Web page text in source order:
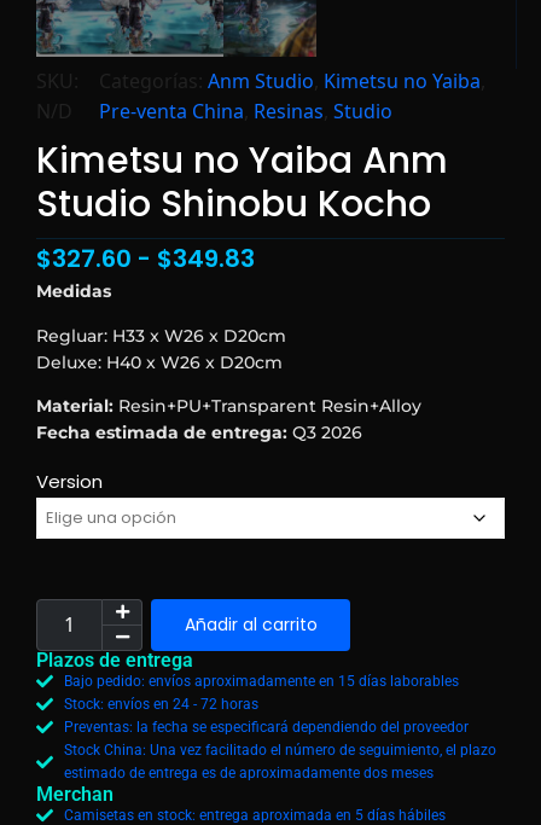
SKU:
N/D
Categorías:Anm Studio Kimetsu no Yaiba
Pre-venta China Resinas ,Studio
Kimetsu no Yaiba Anm
Studio Shinobu Kocho
$327.60 - $349.83
Medidas
Regluar: H33 x W26 x D20cm
Deluxe: H40 x W26 x D20cm
Material: Resin+PU+Transparent Resin+Alloy
Fecha estimada de entrega: Q3 2026
Version
Añadir al carrito
Plazos de entrega
Bajo pedido: envíos aproximadamente en 15 días laborables
Stock: envíos en 24 - 72 horas
Preventas: la fecha se especificará dependiendo del proveedor
Stock China: Una vez facilitado el número de seguimiento, el plazo
estimado de entrega es de aproximadamente dos meses
Merchan
Camisetas en stock: entrega aproximada en 5 días hábiles